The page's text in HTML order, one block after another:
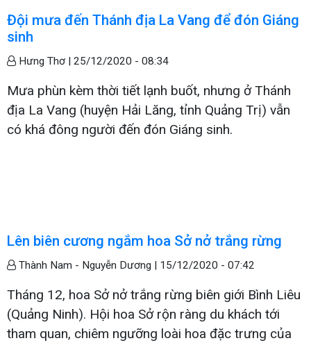
Đội mưa đến Thánh địa La Vang để đón Giáng
sinh
Hưng Thơ | 25/12/2020 - 08:34
Mưa phùn kèm thời tiết lạnh buốt, nhưng ở Thánh
địa La Vang (huyện Hải Lăng, tỉnh Quảng Trị) vẫn
có khá đông người đến đón Giáng sinh.
Lên biên cương ngắm hoa Sở nở trắng rừng
Thành Nam - Nguyễn Dương | 15/12/2020 - 07:42
Tháng 12, hoa Sở nở trắng rừng biên giới Bình Liêu
(Quảng Ninh). Hội hoa Sở rộn ràng du khách tới
tham quan, chiêm ngưỡng loài hoa đặc trưng của